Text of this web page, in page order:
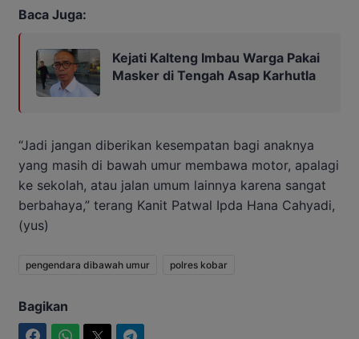
Baca Juga:
Kejati Kalteng Imbau Warga Pakai
Masker di Tengah Asap Karhutla
“Jadi jangan diberikan kesempatan bagi anaknya
yang masih di bawah umur membawa motor, apalagi
ke sekolah, atau jalan umum lainnya karena sangat
berbahaya,” terang Kanit Patwal Ipda Hana Cahyadi,
(yus)
pengendara dibawah umur polres kobar
Bagikan